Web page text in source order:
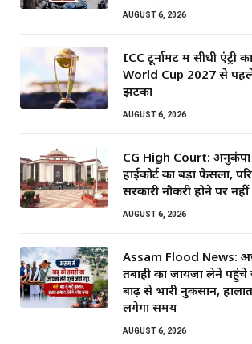
AUGUST 6, 2026
ICC टूर्नामेंट में सीधी एंट्री
World Cup 2027 से पहले
झटका
AUGUST 6, 2026
CG High Court: अनुकंपा
हाईकोर्ट का बड़ा फैसला,
सरकारी नौकरी होने पर
AUGUST 6, 2026
Assam Flood News:
तबाही का जायजा लेने पहुंचे
बाढ़ से भारी नुकसान,
लगेगा समय
AUGUST 6, 2026